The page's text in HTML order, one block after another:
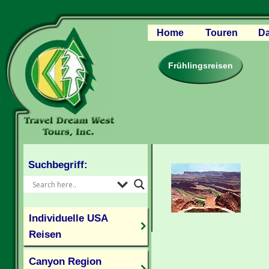
Home
Touren
Canyon Region
Rocky
Pazifischer
Frühlingsreisen
Suchbegriff:
Individuelle USA
Reisen
Canyon Region